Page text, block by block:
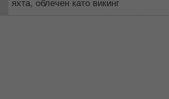
яхта, облечен като викинг